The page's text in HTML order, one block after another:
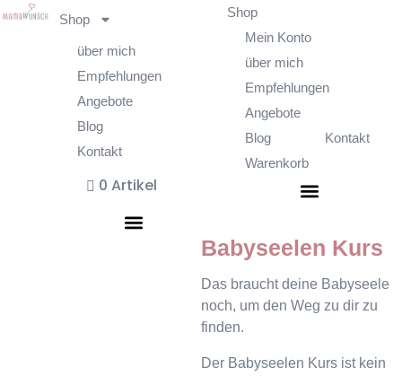
Shop
über mich
Empfehlungen
Angebote
Blog
Kontakt
0 Artikel
Shop
Mein Konto
über mich
Empfehlungen
Angebote
Blog
Kontakt
Warenkorb
Babyseelen Kurs
Das braucht deine Babyseele
noch, um den Weg zu dir zu
finden.
Der Babyseelen Kurs ist kein